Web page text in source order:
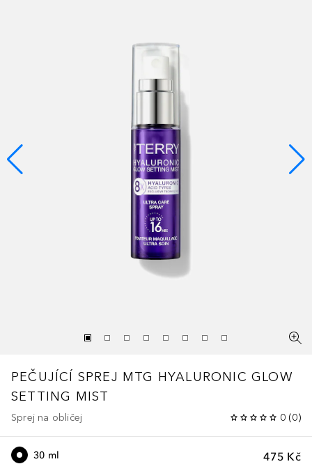
PEČUJÍCÍ SPREJ MTG HYALURONIC GLOW
SETTING MIST
Sprej na obličej 0 (0)
475 Kč
30 ml